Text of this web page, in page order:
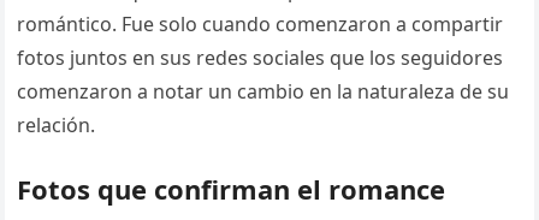
romántico. Fue solo cuando comenzaron a compartir
fotos juntos en sus redes sociales que los seguidores
comenzaron a notar un cambio en la naturaleza de su
relación.
Fotos que confirman el romance